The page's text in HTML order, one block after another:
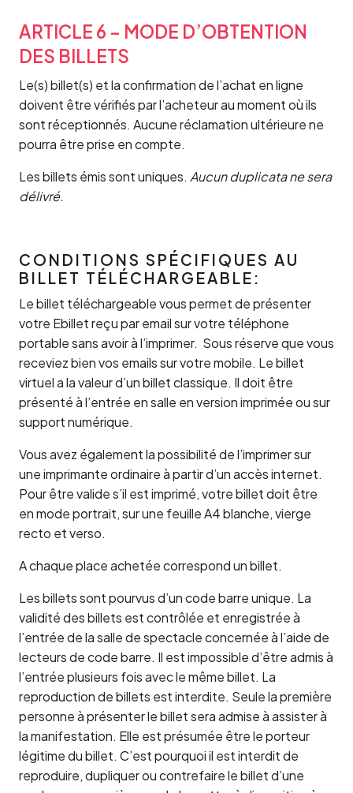
ARTICLE 6 – MODE D’OBTENTION
DES BILLETS
Le(s) billet(s) et la confirmation de l’achat en ligne
doivent être vérifiés par l’acheteur au moment où ils
sont réceptionnés. Aucune réclamation ultérieure ne
pourra être prise en compte.
Les billets émis sont uniques. Aucun duplicata ne sera
délivré.
CONDITIONS SPÉCIFIQUES AU
BILLET TÉLÉCHARGEABLE:
Le billet téléchargeable vous permet de présenter
votre Ebillet reçu par email sur votre téléphone
portable sans avoir à l’imprimer. Sous réserve que vous
receviez bien vos emails sur votre mobile. Le billet
virtuel a la valeur d’un billet classique. Il doit être
présenté à l’entrée en salle en version imprimée ou sur
support numérique.
Vous avez également la possibilité de l’imprimer sur
une imprimante ordinaire à partir d’un accès internet.
Pour être valide s’il est imprimé, votre billet doit être
en mode portrait, sur une feuille A4 blanche, vierge
recto et verso.
A chaque place achetée correspond un billet.
Les billets sont pourvus d’un code barre unique. La
validité des billets est contrôlée et enregistrée à
l’entrée de la salle de spectacle concernée à l’aide de
lecteurs de code barre. Il est impossible d’être admis à
l’entrée plusieurs fois avec le même billet. La
reproduction de billets est interdite. Seule la première
personne à présenter le billet sera admise à assister à
la manifestation. Elle est présumée être le porteur
légitime du billet. C’est pourquoi il est interdit de
reproduire, dupliquer ou contrefaire le billet d’une